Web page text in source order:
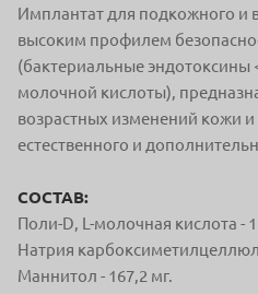
Имплантат для подкожного и
высоким профилем
(бактериальные эндотоксины
молочной кислоты),
возрастных изменений кожи и
естественного и
СОСТАВ:
Поли-D, L-молочная кислота -
Натрия
Маннитол - 167,2 мг.